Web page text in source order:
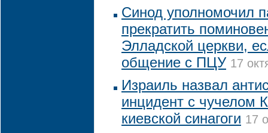
Синод уполномочил
прекратить
Элладской церкви,
общение с ПЦУ 17
Израиль назвал
инцидент с чучелом
киевской синагоги 17